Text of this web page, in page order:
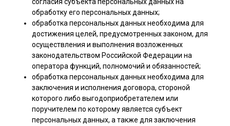
обработку его персональных данных;
обработка персональных данных необходима для
достижения целей, предусмотренных законом, для
осуществления и выполнения возложенных
законодательством Российской Федерации на
оператора функций, полномочий и обязанностей;
обработка персональных данных необходима для
заключения и исполнения договора, стороной
которого либо выгодоприобретателем или
поручителем по которому является субъект
персональных данных, а также для заключения